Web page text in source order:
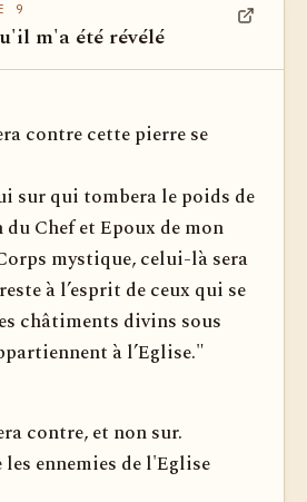
9
m'a été révélé
contre cette pierre se
sur qui tombera le poids de
Chef et Epoux de mon
mystique, celui-là sera
à l’esprit de ceux qui se
châtiments divins sous
à l’Eglise."
contre, et non sur.
ennemies de l'Eglise